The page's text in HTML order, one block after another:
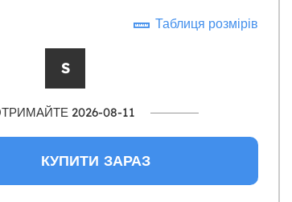
Таблиця розмірів
S
2026-08-11
КУПИТИ ЗАРАЗ